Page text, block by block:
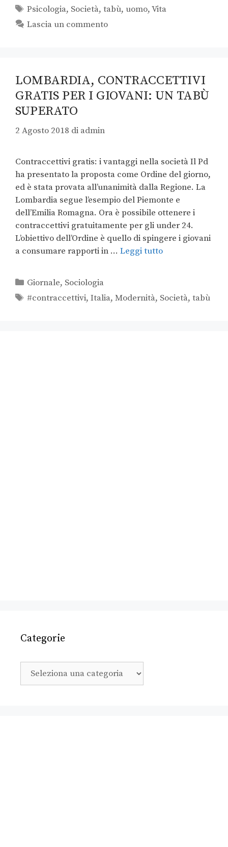
Psicologia, Società,tabù, uomo,Vita
Lascia un commento
LOMBARDIA, CONTRACCETTIVI
GRATIS PER I GIOVANI: UN TABÙ
SUPERATO
2 Agosto 2018 di admin
Contraccettivi gratis: i vantaggi nella società Il Pd
ha presentato la proposta come Ordine del giorno,
ed è stata provata all’unanimità dalla Regione. La
Lombardia segue l’esempio del Piemonte e
dell’Emilia Romagna. Ora è possibile ottenere i
contraccettivi gratuitamente per gli under 24.
L’obiettivo dell’Ordine è quello di spingere i giovani
a consumare rapporti in … Leggi tutto
Giornale, Sociologia
#contraccettivi,Italia,Modernità, Società,tabù
Categorie